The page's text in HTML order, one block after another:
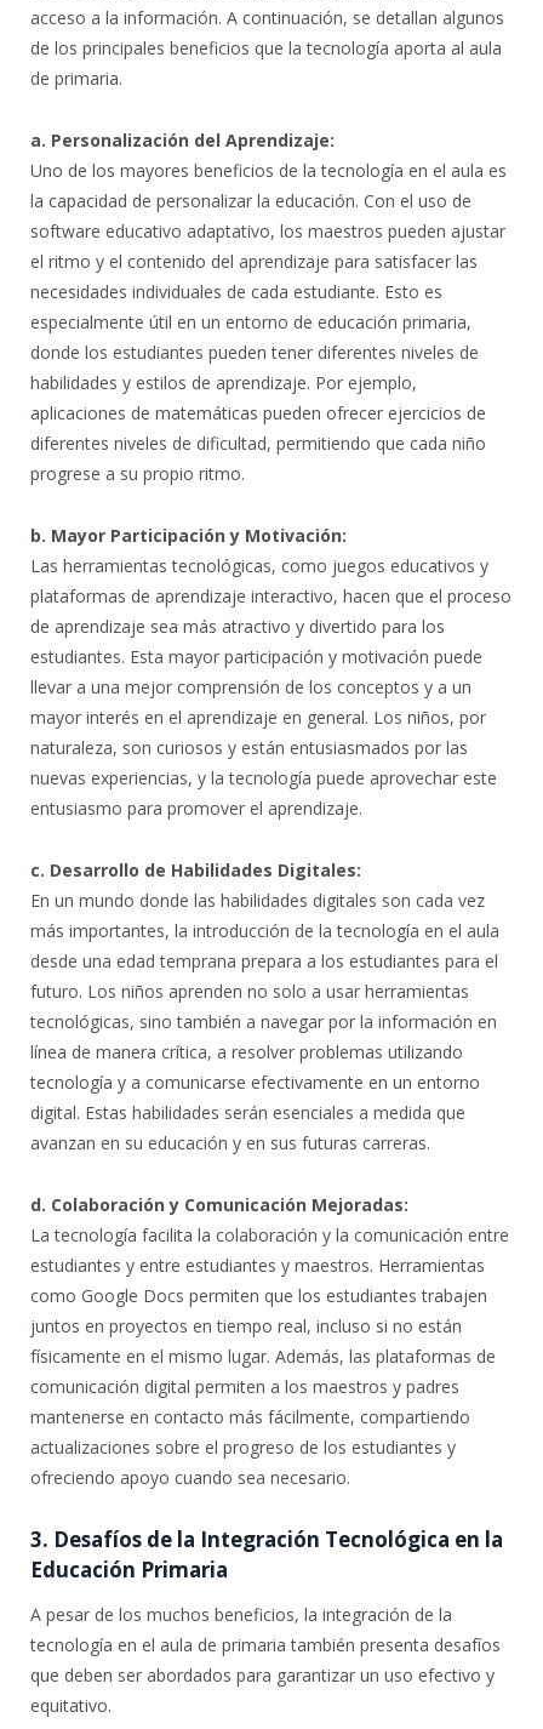
acceso a la información. A continuación, se detallan algunos
de los principales beneficios que la tecnología aporta al aula
de primaria.
a. Personalización del Aprendizaje:
Uno de los mayores beneficios de la tecnología en el aula es
la capacidad de personalizar la educación. Con el uso de
software educativo adaptativo, los maestros pueden ajustar
el ritmo y el contenido del aprendizaje para satisfacer las
necesidades individuales de cada estudiante. Esto es
especialmente útil en un entorno de educación primaria,
donde los estudiantes pueden tener diferentes niveles de
habilidades y estilos de aprendizaje. Por ejemplo,
aplicaciones de matemáticas pueden ofrecer ejercicios de
diferentes niveles de dificultad, permitiendo que cada niño
progrese a su propio ritmo.
b. Mayor Participación y Motivación:
Las herramientas tecnológicas, como juegos educativos y
plataformas de aprendizaje interactivo, hacen que el proceso
de aprendizaje sea más atractivo y divertido para los
estudiantes. Esta mayor participación y motivación puede
llevar a una mejor comprensión de los conceptos y a un
mayor interés en el aprendizaje en general. Los niños, por
naturaleza, son curiosos y están entusiasmados por las
nuevas experiencias, y la tecnología puede aprovechar este
entusiasmo para promover el aprendizaje.
c. Desarrollo de Habilidades Digitales:
En un mundo donde las habilidades digitales son cada vez
más importantes, la introducción de la tecnología en el aula
desde una edad temprana prepara a los estudiantes para el
futuro. Los niños aprenden no solo a usar herramientas
tecnológicas, sino también a navegar por la información en
línea de manera crítica, a resolver problemas utilizando
tecnología y a comunicarse efectivamente en un entorno
digital. Estas habilidades serán esenciales a medida que
avanzan en su educación y en sus futuras carreras.
d. Colaboración y Comunicación Mejoradas:
La tecnología facilita la colaboración y la comunicación entre
estudiantes y entre estudiantes y maestros. Herramientas
como Google Docs permiten que los estudiantes trabajen
juntos en proyectos en tiempo real, incluso si no están
físicamente en el mismo lugar. Además, las plataformas de
comunicación digital permiten a los maestros y padres
mantenerse en contacto más fácilmente, compartiendo
actualizaciones sobre el progreso de los estudiantes y
ofreciendo apoyo cuando sea necesario.
3. Desafíos de la Integración Tecnológica en la
Educación Primaria
A pesar de los muchos beneficios, la integración de la
tecnología en el aula de primaria también presenta desafíos
que deben ser abordados para garantizar un uso efectivo y
equitativo.